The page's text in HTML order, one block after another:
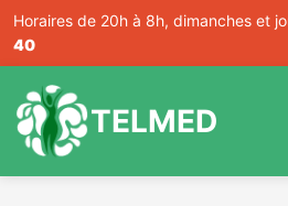
Horaires de 20h à 8h, dimanches et
40
TELMED